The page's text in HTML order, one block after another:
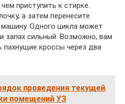
приступить к стирке.
а затем перенесите
Одного цикла может
запах сильный. Возможно, вам
пахнущие кроссы через два
проведения текущей
помещений УЗ